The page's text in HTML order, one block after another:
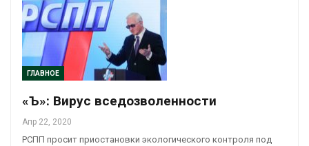
ГЛАВНОЕ
«Ъ»: Вирус вседозволенности
Апр 22, 2020
РСПП просит приостановки экологического контроля под